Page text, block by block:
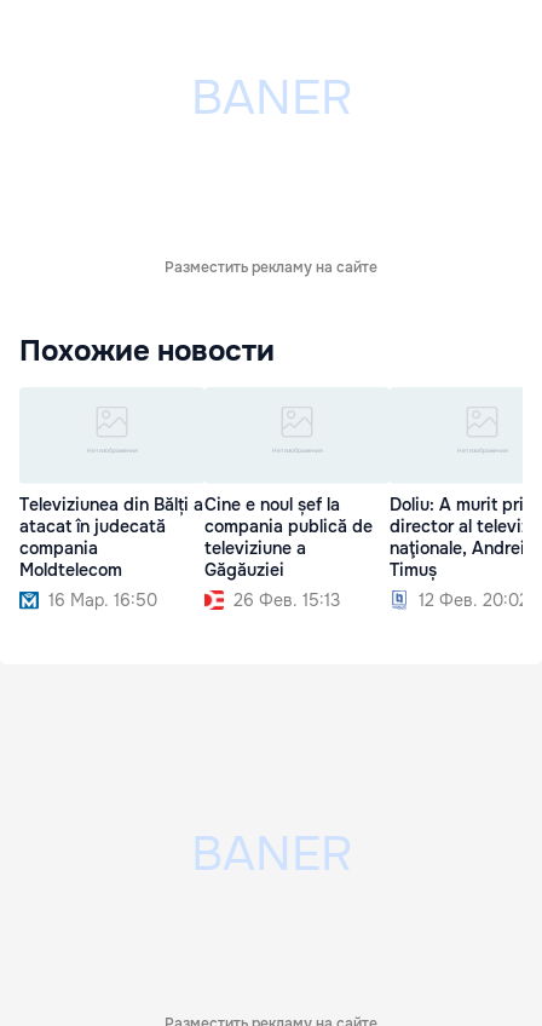
Разместить рекламу на сайте
Похожие новости
Televiziunea din Bălți a
atacat în judecată
compania
Moldtelecom
16 Мар. 16:50
Cine e noul șef la
compania publică de
televiziune a
Găgăuziei
26 Фев. 15:13
Doliu: A murit
director al
naţionale, Andrei
Timuș
12 Фев. 20:02